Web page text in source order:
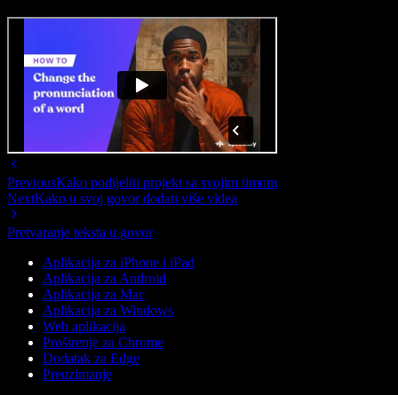
PreviousKako podijeliti projekt sa svojim timom
NextKako u svoj govor dodati više videa
Pretvaranje teksta u govor
Aplikacija za iPhone i iPad
Aplikacija za Android
Aplikacija za Mac
Aplikacija za Windows
Web aplikacija
Proširenje za Chrome
Dodatak za Edge
Preuzimanje